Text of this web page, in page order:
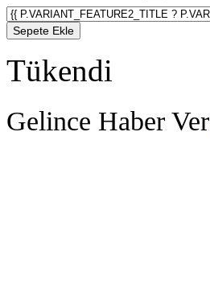
Sepete Ekle
Tükendi
Gelince Haber Ver